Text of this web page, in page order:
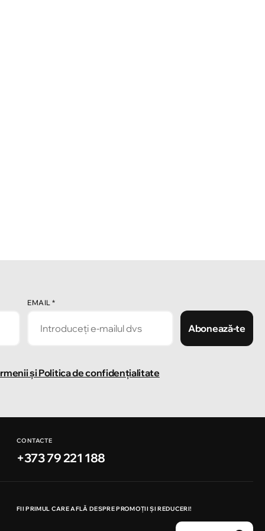
EMAIL*
Abonează-te
și Politica de confidențialitate
CONTACTE
+373 79 221 188
FII PRIMUL CARE AFLĂ DESPRE PROMOȚII ȘI REDUCERI!